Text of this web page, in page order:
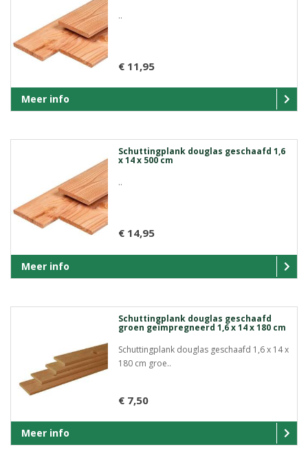
..
€ 11,95
Meer info
Schuttingplank douglas geschaafd 1,6
x 14 x 500 cm
..
€ 14,95
Meer info
Schuttingplank douglas geschaafd
groen geïmpregneerd 1,6 x 14 x 180 cm
Schuttingplank douglas geschaafd 1,6 x 14 x
180 cm groe..
€ 7,50
Meer info